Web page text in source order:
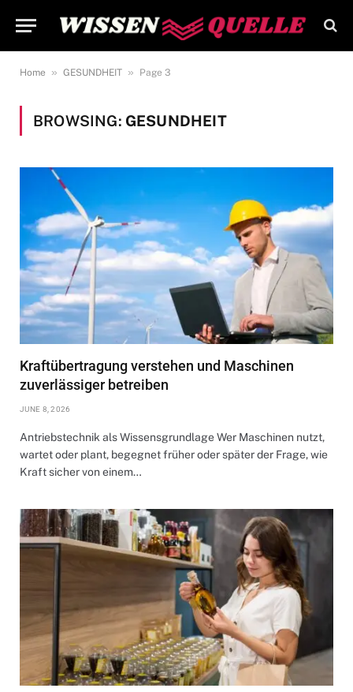
Home » GESUNDHEIT » Page 3
BROWSING: GESUNDHEIT
Kraftübertragung verstehen und Maschinen
zuverlässiger betreiben
JUNE 8, 2026
Antriebstechnik als Wissensgrundlage Wer Maschinen nutzt,
wartet oder plant, begegnet früher oder später der Frage, wie
Kraft sicher von einem…